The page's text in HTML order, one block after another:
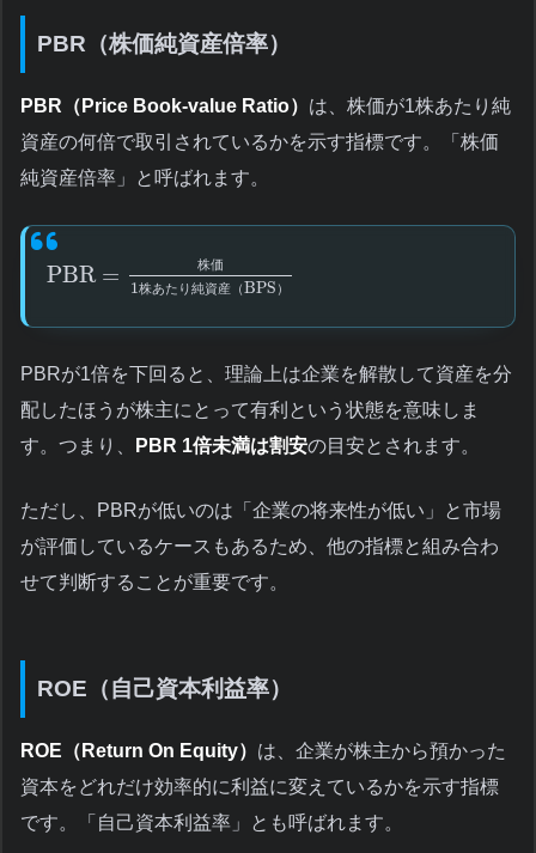
PBR（株価純資産倍率）
PBR（Price Book-value Ratio） は、株価が1株あたり純
資産の何倍で取引されているかを示す指標です。「株価
純資産倍率」と呼ばれます。
PBR = 株価
1株あた り純資産 （BPS ）
PBRが1倍を下回ると、理論上は企業を解散して資産を分
配したほうが株主にとって有利という状態を意味しま
す。つまり、
PBR 1倍未満は割安の目安とされます。
ただし、PBRが低いのは「企業の将来性が低い」と市場
が評価しているケースもあるため、他の指標と組み合わ
せて判断することが重要です。
ROE（自己資本利益率）
ROE（Return On Equity） は、企業が株主から預かった
資本をどれだけ効率的に利益に変えているかを示す指標
です。「自己資本利益率」とも呼ばれます。